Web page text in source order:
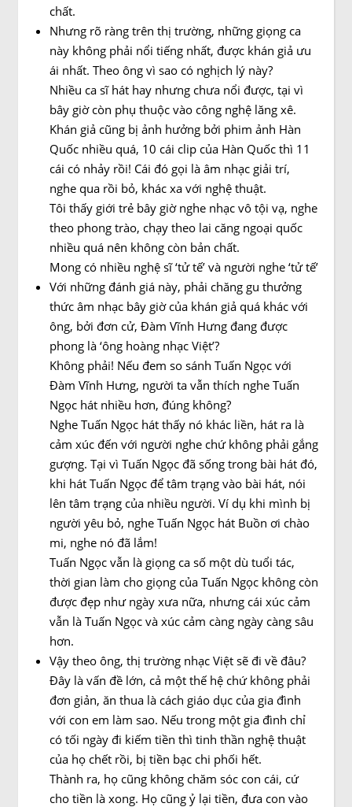
chất.
Nhưng rõ ràng trên thị trường, những giọng ca
này không phải nổi tiếng nhất, được khán giả ưu
ái nhất. Theo ông vì sao có nghịch lý này?
Nhiều ca sĩ hát hay nhưng chưa nổi được, tại vì
bây giờ còn phụ thuộc vào công nghệ lăng xê.
Khán giả cũng bị ảnh hưởng bởi phim ảnh Hàn
Quốc nhiều quá, 10 cái clip của Hàn Quốc thì 11
cái có nhảy rồi! Cái đó gọi là âm nhạc giải trí,
nghe qua rồi bỏ, khác xa với nghệ thuật.
Tôi thấy giới trẻ bây giờ nghe nhạc vô tội vạ, nghe
theo phong trào, chạy theo lai căng ngoại quốc
nhiều quá nên không còn bản chất.
Mong có nhiều nghệ sĩ ‘tử tế’ và người nghe ‘tử tế’
Với những đánh giá này, phải chăng gu thưởng
thức âm nhạc bây giờ của khán giả quá khác với
ông, bởi đơn cử, Đàm Vĩnh Hưng đang được
phong là ‘ông hoàng nhạc Việt’?
Không phải! Nếu đem so sánh Tuấn Ngọc với
Đàm Vĩnh Hưng, người ta vẫn thích nghe Tuấn
Ngọc hát nhiều hơn, đúng không?
Nghe Tuấn Ngọc hát thấy nó khác liền, hát ra là
cảm xúc đến với người nghe chứ không phải gắng
gượng. Tại vì Tuấn Ngọc đã sống trong bài hát đó,
khi hát Tuấn Ngọc để tâm trạng vào bài hát, nói
lên tâm trạng của nhiều người. Ví dụ khi mình bị
người yêu bỏ, nghe Tuấn Ngọc hát Buồn ơi chào
mi, nghe nó đã lắm!
Tuấn Ngọc vẫn là giọng ca số một dù tuổi tác,
thời gian làm cho giọng của Tuấn Ngọc không còn
được đẹp như ngày xưa nữa, nhưng cái xúc cảm
vẫn là Tuấn Ngọc và xúc cảm càng ngày càng sâu
hơn.
Vậy theo ông, thị trường nhạc Việt sẽ đi về đâu?
Đây là vấn đề lớn, cả một thế hệ chứ không phải
đơn giản, ăn thua là cách giáo dục của gia đình
với con em làm sao. Nếu trong một gia đình chỉ
có tối ngày đi kiếm tiền thì tinh thần nghệ thuật
của họ chết rồi, bị tiền bạc chi phối hết.
Thành ra, họ cũng không chăm sóc con cái, cứ
cho tiền là xong. Họ cũng ỷ lại tiền, đưa con vào